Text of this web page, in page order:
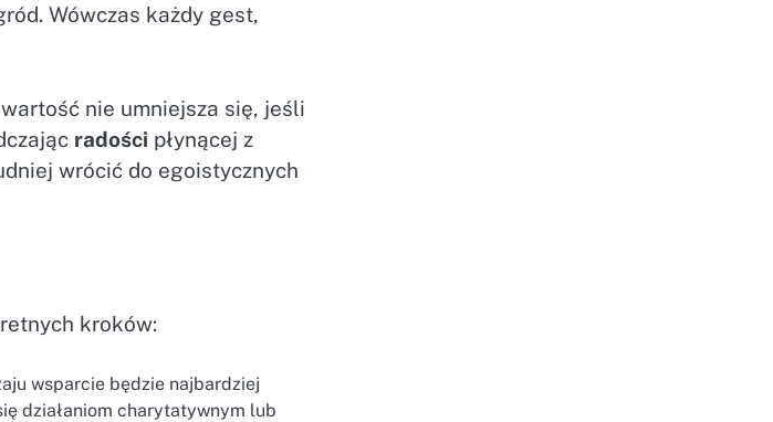
Wówczas każdy gest,
nie umniejsza się, jeśli
radości płynącej z
wrócić do egoistycznych
kroków:
wsparcie będzie najbardziej
działaniom charytatywnym lub